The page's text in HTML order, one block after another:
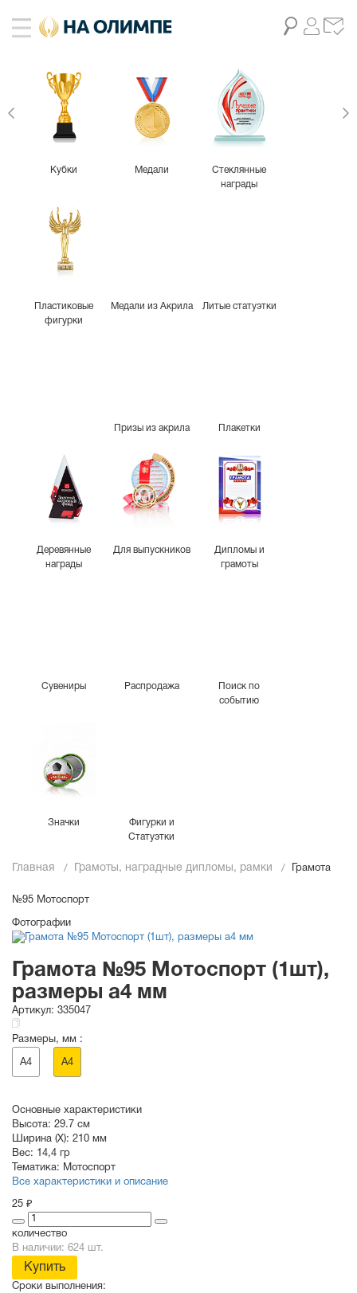
Кубки Медали
Стеклянные
награды
Пластиковые
фигурки
Медали из Акрила Литые статуэтки
Призы из акрила Плакетки
Деревянные
награды
Для выпускников
Дипломы и
грамоты
Сувениры Распродажа
Поиск по
событию
Значки
Фигурки и
Статуэтки
Главная Грамоты, наградные дипломы, рамки Грамота
№95 Мотоспорт
Фотографии
Грамота №95 Мотоспорт (1шт),
размеры a4 мм
Артикул: 335047
Размеры, мм :
A4 A4
Основные характеристики
Высота: 29.7 см
Ширина (X): 210 мм
Вес: 14,4 гр
Тематика: Мотоспорт
Все характеристики и описание
25 ₽
количество
В наличии: 624 шт.
Купить
Сроки выполнения: